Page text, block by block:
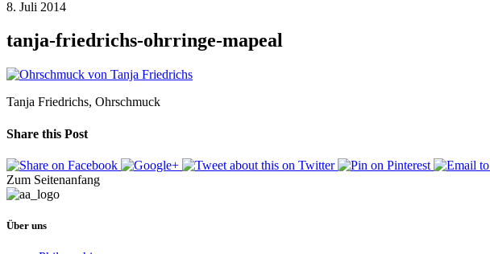
8. Juli 2014
tanja-friedrichs-ohrringe-mapeal
Tanja Friedrichs, Ohrschmuck
Share this Post
Zum Seitenanfang
Über uns